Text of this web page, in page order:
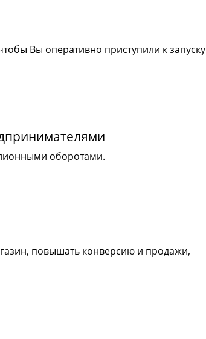
Вы оперативно приступили к запуску
оборотами.
повышать конверсию и продажи,